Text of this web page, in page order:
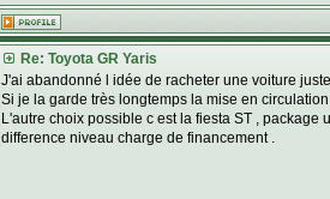
Re: Toyota GR Yaris
J'ai abandonné l idée de racheter une voiture
Si je la garde très longtemps la mise en
L'autre choix possible c est la fiesta ST ,
difference niveau charge de financement .